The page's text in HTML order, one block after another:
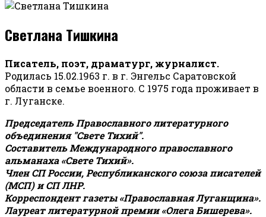
Светлана Тишкина
Писатель, поэт, драматург, журналист.
Родилась 15.02.1963 г. в г. Энгельс Саратовской
области в семье военного. С 1975 года проживает в
г. Луганске.
Председатель Православного литературного
объединения "Свете Тихий".
Составитель Международного православного
альманаха «Свете Тихий».
Член СП России, Республиканского союза писателей
(МСП) и СП ЛНР.
Корреспондент газеты «Православная Луганщина».
Лауреат литературной премии «Олега Бишерева».